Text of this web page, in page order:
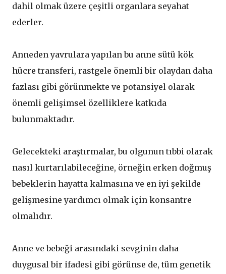
dahil olmak üzere çeşitli organlara seyahat
ederler.
Anneden yavrulara yapılan bu anne sütü kök
hücre transferi, rastgele önemli bir olaydan daha
fazlası gibi görünmekte ve potansiyel olarak
önemli gelişimsel özelliklere katkıda
bulunmaktadır.
Gelecekteki araştırmalar, bu olgunun tıbbi olarak
nasıl kurtarılabileceğine, örneğin erken doğmuş
bebeklerin hayatta kalmasına ve en iyi şekilde
gelişmesine yardımcı olmak için konsantre
olmalıdır.
Anne ve bebeği arasındaki sevginin daha
duygusal bir ifadesi gibi görünse de, tüm genetik